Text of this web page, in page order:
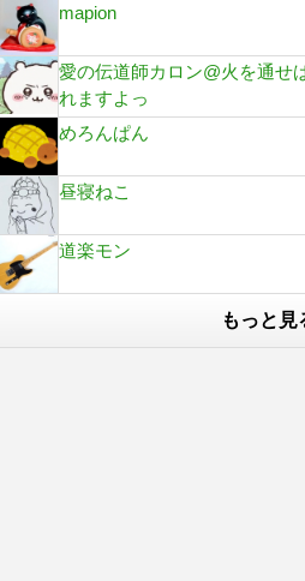
mapion
愛の伝道師カロン@火を通せ
れますよっ
めろんぱん
昼寝ねこ
道楽モン
もっと見